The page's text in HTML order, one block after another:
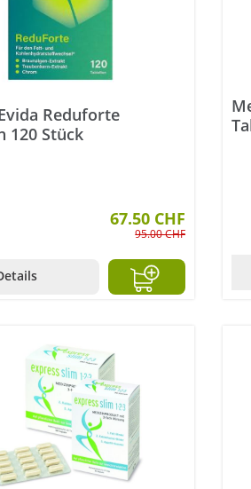
Reduforte
120 Stück
67.50 CHF
95.00 CHF